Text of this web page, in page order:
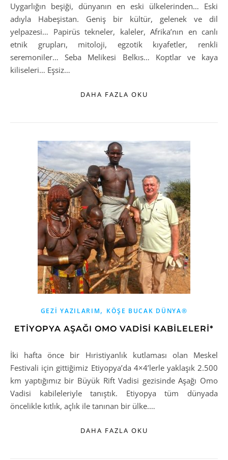
Uygarlığın beşiği, dünyanın en eski ülkelerinden… Eski
adıyla Habeşistan. Geniş bir kültür, gelenek ve dil
yelpazesi… Papirüs tekneler, kaleler, Afrika’nın en canlı
etnik grupları, mitoloji, egzotik kıyafetler, renkli
seremoniler… Seba Melikesi Belkıs… Koptlar ve kaya
kiliseleri… Eşsiz…
DAHA FAZLA OKU
GEZI YAZILARIM, KÖŞE BUCAK DÜNYA®
ETİYOPYA AŞAĞI OMO VADİSİ KABİLELERİ*
İki hafta önce bir Hıristiyanlık kutlaması olan Meskel
Festivali için gittiğimiz Etiyopya’da 4×4’lerle yaklaşık 2.500
km yaptığımız bir Büyük Rift Vadisi gezisinde Aşağı Omo
Vadisi kabileleriyle tanıştık. Etiyopya tüm dünyada
öncelikle kıtlık, açlık ile tanınan bir ülke.…
DAHA FAZLA OKU